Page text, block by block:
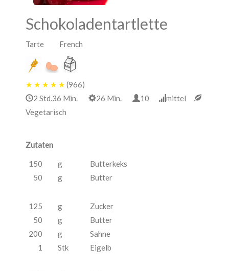
Schokoladentartlette
Tarte French
★ ★ ★ ★ ★ (966)
2 Std.36 Min.
26 Min. 10
mittel
Vegetarisch
Zutaten
150 g
Butterkeks
50
g Butter
125 g
Zucker
50
g
Butter
200
g
Sahne
1
Stk Eigelb